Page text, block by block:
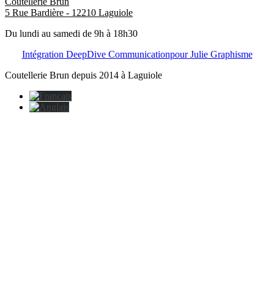
5 Rue Bardière - 12210 Laguiole
Du lundi au samedi de 9h à 18h30
Intégration DeepDive Communicationpour Julie Graphisme
Coutellerie Brun depuis 2014 à Laguiole